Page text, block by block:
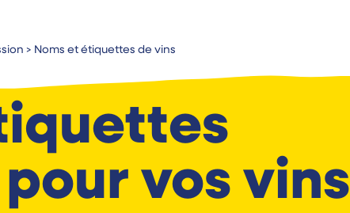
> Noms et étiquettes de vins
vos vins